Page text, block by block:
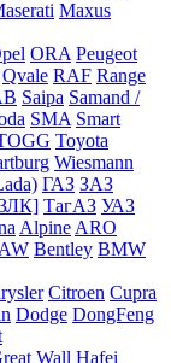
Maxus
ORA Peugeot
Qvale RAF Range
Saipa Samand /
SMA Smart
Toyota
Wiesmann
ГАЗ ЗАЗ
ТагАЗ УАЗ
Alpine ARO
Bentley BMW
Citroen Cupra
Dodge DongFeng
Wall Hafei